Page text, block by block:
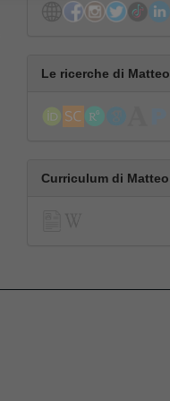
Le ricerche di Matteo
Curriculum di Matteo